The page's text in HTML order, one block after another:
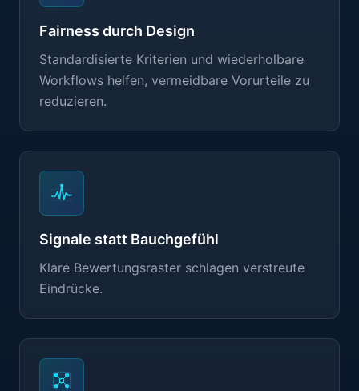
Fairness durch Design
Standardisierte Kriterien und wiederholbare
Workflows helfen, vermeidbare Vorurteile zu
reduzieren.
Signale statt Bauchgefühl
Klare Bewertungsraster schlagen verstreute
Eindrücke.